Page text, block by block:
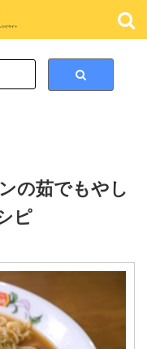
の茹でもやし
ピ